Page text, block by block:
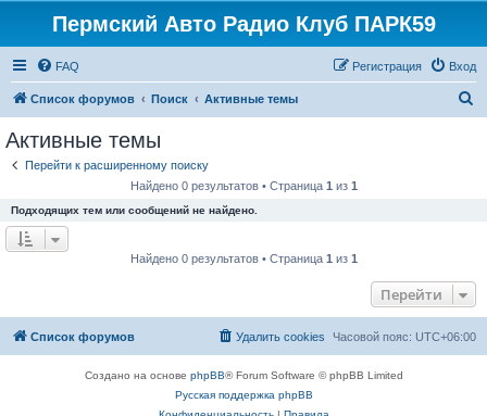
Пермский Авто Радио Клуб ПАРК59
FAQ Вход
Регистрация
Список форумов Поиск Активные темы
Активные темы
Перейти к расширенному поиску
Найдено 0 результатов • Страница 1 из 1
Подходящих тем или сообщений не найдено.
Найдено 0 результатов • Страница 1 из 1
Перейти
Список форумов Часовой пояс: UTC+06:00
Удалить cookies
Создано на основе phpBB® Forum Software © phpBB Limited
Русская поддержка phpBB